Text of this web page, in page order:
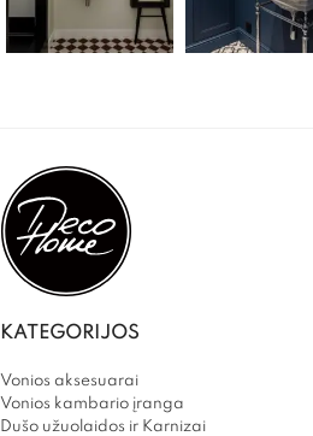
KATEGORIJOS
Vonios aksesuarai
Vonios kambario įranga
Dušo užuolaidos ir Karnizai